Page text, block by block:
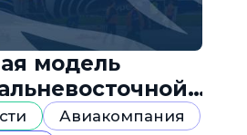
модель
Авиакомпания